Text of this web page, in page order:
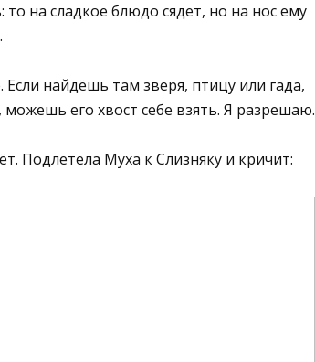
на сладкое блюдо сядет, но на нос ему
найдёшь там зверя, птицу или гада,
его хвост себе взять. Я разрешаю.
Подлетела Муха к Слизняку и кричит: